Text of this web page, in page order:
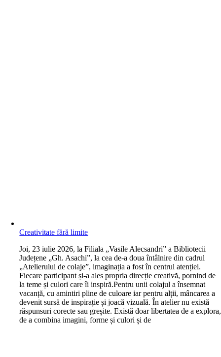
Creativitate fără limite
Joi, 23 iulie 2026, la Filiala „Vasile Alecsandri” a Bibliotecii
Județene „Gh. Asachi”, la cea de-a doua întâlnire din cadrul
„Atelierului de colaje”, imaginația a fost în centrul atenției.
Fiecare participant și-a ales propria direcție creativă, pornind de
la teme și culori care îi inspiră.Pentru unii colajul a însemnat
vacanță, cu amintiri pline de culoare iar pentru alții, mâncarea a
devenit sursă de inspirație și joacă vizuală. În atelier nu există
răspunsuri corecte sau greșite. Există doar libertatea de a explora,
de a combina imagini, forme și culori și de